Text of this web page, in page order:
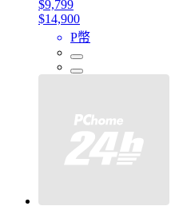
$9,799
$14,900
P幣